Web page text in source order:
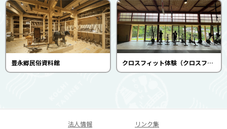
豊永郷民俗資料館 クロスフィット体験（クロスフィットおおとよストレングス）
法人情報
リンク集